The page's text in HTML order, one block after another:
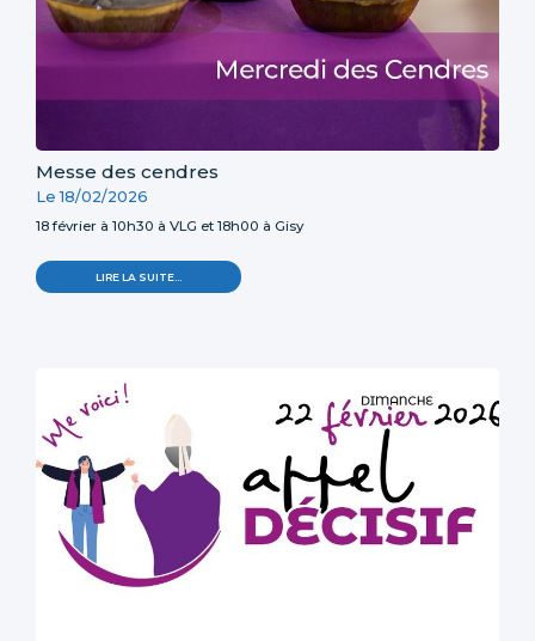
Messe des cendres
Le 18/02/2026
18 février à 10h30 à VLG et 18h00 à Gisy
LIRE LA SUITE…